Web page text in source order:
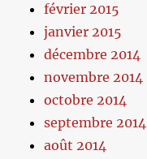
février 2015
janvier 2015
décembre 2014
novembre 2014
octobre 2014
septembre 2014
août 2014